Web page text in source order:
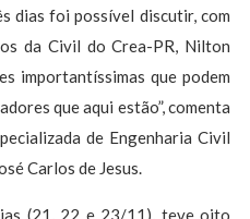
dias foi possível discutir, com
da Civil do Crea-PR, Nilton
importantíssimas que podem
que aqui estão”, comenta
de Engenharia Civil
Carlos de Jesus.
(21, 22 e 23/11), teve oito